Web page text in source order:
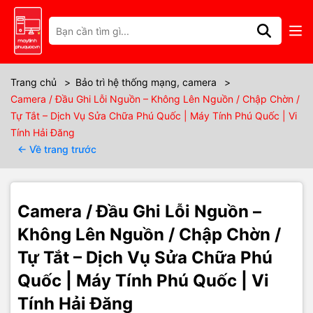
Trang chủ > Bảo trì hệ thống mạng, camera
>
Camera / Đầu Ghi Lỗi Nguồn – Không Lên Nguồn / Chập Chờn /
Tự Tắt – Dịch Vụ Sửa Chữa Phú Quốc | Máy Tính Phú Quốc | Vi
Tính Hải Đăng
← Về trang trước
Camera / Đầu Ghi Lỗi Nguồn –
Không Lên Nguồn / Chập Chờn /
Tự Tắt – Dịch Vụ Sửa Chữa Phú
Quốc | Máy Tính Phú Quốc | Vi
Tính Hải Đăng
Thông số kỹ thuật
🌟🔌Camera / Đầu Ghi Lỗi Nguồn
– Không Lên Nguồn / Chập Chờn /
Tự Tắt – Khắc Phục & Dịch Vụ Phú
Quốc⚡🔧
Giới thiệu tình trạng
Camera hoặc đầu ghi (DVR/NVR) của bạn bỗng không lên nguồn
tự tắt rồi bật lại
hoặchoạt động chập chờnkhiến hệ thống giám
sát mất liên tục? 😓
Đây là lỗi rất hay gặp khi
jack/DC tiếp xúc kém
adapter xuống chất lượnghoặc